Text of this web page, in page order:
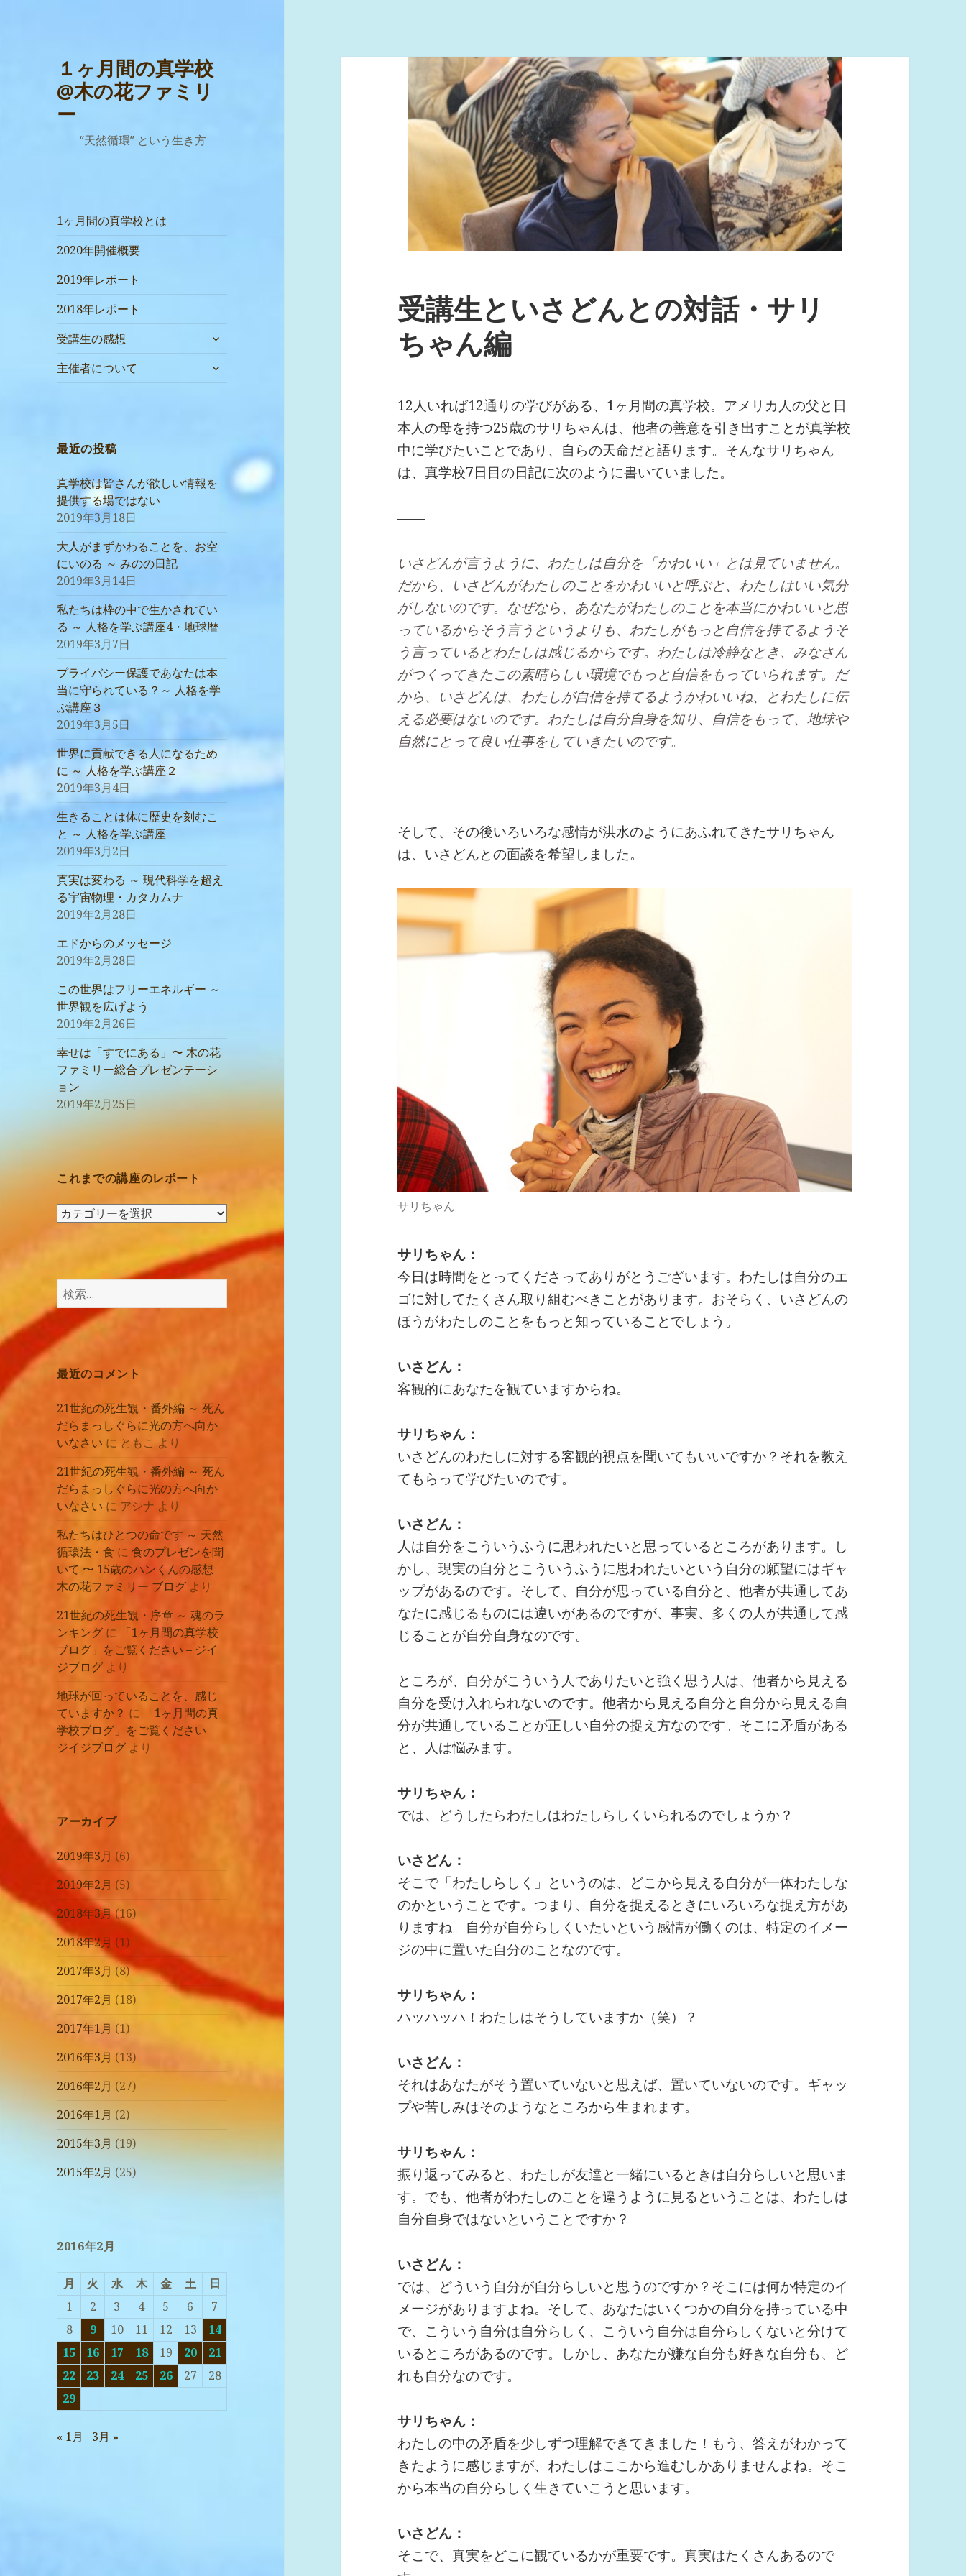
１ヶ月間の真学校
@木の花ファミリ
ー
“天然循環” という生き方
1ヶ月間の真学校とは
2020年開催概要
2019年レポート
2018年レポート
受講生の感想
サ
ブ
メ
ニ
主催者について
サ
ブ
展
最近の投稿
真学校は皆さんが欲しい情報を
提供する場ではない
2019年3月18日
大人がまずかわることを、お空
にいのる ～ みのの日記
2019年3月14日
私たちは枠の中で生かされてい
る ～ 人格を学ぶ講座4・地球暦
2019年3月7日
プライバシー保護であなたは本
当に守られている？～ 人格を学
ぶ講座３
2019年3月5日
世界に貢献できる人になるため
に ～ 人格を学ぶ講座２
2019年3月4日
生きることは体に歴史を刻むこ
と ～ 人格を学ぶ講座
2019年3月2日
真実は変わる ～ 現代科学を超え
る宇宙物理・カタカムナ
2019年2月28日
エドからのメッセージ
2019年2月28日
この世界はフリーエネルギー ～
世界観を広げよう
2019年2月26日
幸せは「すでにある」〜 木の花
ファミリー総合プレゼンテーシ
ョン
2019年2月25日
これまでの講座のレポート
こ
の
講
の
レ
ポ
ー
ト
検
索:
最近のコメント
21世紀の死生観・番外編 ～ 死ん
だらまっしぐらに光の方へ向か
いなさい に ともこ より
21世紀の死生観・番外編 ～ 死ん
だらまっしぐらに光の方へ向か
いなさい に アシナ より
私たちはひとつの命です ～ 天然
循環法・食 に食のプレゼンを聞
いて 〜 15歳のハンくんの感想 –
木の花ファミリー ブログ より
21世紀の死生観・序章 ～ 魂のラ
ンキング に
「1ヶ月間の真学校
ブログ」をご覧ください – ジイ
ジブログ より
地球が回っていることを、感じ
ていますか？ に
「1ヶ月間の真
学校ブログ」をご覧ください –
ジイジブログ より
アーカイブ
2019年3月 (6)
2019年2月 (5)
2018年3月(16)
2018年2月 (1)
2017年3月 (8)
2017年2月 (18)
2017年1月 (1)
2016年3月 (13)
2016年2月 (27)
2016年1月 (2)
2015年3月 (19)
2015年2月 (25)
2016年2月
月 火 水 木 金 土
日
1
2 3 4 5 6
7
8
9 10 11 12 13
14
15
16 17 18 19 20
21
22
23 24 25 26 27
28
29
« 1月 3月 »
受講生といさどんとの対話・サリ
ちゃん編
12人いれば12通りの学びがある、1ヶ月間の真学校。アメリカ人の父と日
本人の母を持つ25歳のサリちゃんは、他者の善意を引き出すことが真学校
中に学びたいことであり、自らの天命だと語ります。そんなサリちゃん
は、真学校7日目の日記に次のように書いていました。
――
いさどんが言うように、わたしは自分を「かわいい」とは見ていません。
だから、いさどんがわたしのことをかわいいと呼ぶと、わたしはいい気分
がしないのです。なぜなら、あなたがわたしのことを本当にかわいいと思
っているからそう言うというよりも、わたしがもっと自信を持てるようそ
う言っているとわたしは感じるからです。わたしは冷静なとき、みなさん
がつくってきたこの素晴らしい環境でもっと自信をもっていられます。だ
から、いさどんは、わたしが自信を持てるようかわいいね、とわたしに伝
える必要はないのです。わたしは自分自身を知り、自信をもって、地球や
自然にとって良い仕事をしていきたいのです。
――
そして、その後いろいろな感情が洪水のようにあふれてきたサリちゃん
は、いさどんとの面談を希望しました。
サリちゃん
サリちゃん：
今日は時間をとってくださってありがとうございます。わたしは自分のエ
ゴに対してたくさん取り組むべきことがあります。おそらく、いさどんの
ほうがわたしのことをもっと知っていることでしょう。
いさどん：
客観的にあなたを観ていますからね。
サリちゃん：
いさどんのわたしに対する客観的視点を聞いてもいいですか？それを教え
てもらって学びたいのです。
いさどん：
人は自分をこういうふうに思われたいと思っているところがあります。し
かし、現実の自分とこういうふうに思われたいという自分の願望にはギャ
ップがあるのです。そして、自分が思っている自分と、他者が共通してあ
なたに感じるものには違いがあるのですが、事実、多くの人が共通して感
じることが自分自身なのです。
ところが、自分がこういう人でありたいと強く思う人は、他者から見える
自分を受け入れられないのです。他者から見える自分と自分から見える自
分が共通していることが正しい自分の捉え方なのです。そこに矛盾がある
と、人は悩みます。
サリちゃん：
では、どうしたらわたしはわたしらしくいられるのでしょうか？
いさどん：
そこで「わたしらしく」というのは、どこから見える自分が一体わたしな
のかということです。つまり、自分を捉えるときにいろいろな捉え方があ
りますね。自分が自分らしくいたいという感情が働くのは、特定のイメー
ジの中に置いた自分のことなのです。
サリちゃん：
ハッハッハ！わたしはそうしていますか（笑）？
いさどん：
それはあなたがそう置いていないと思えば、置いていないのです。ギャッ
プや苦しみはそのようなところから生まれます。
サリちゃん：
振り返ってみると、わたしが友達と一緒にいるときは自分らしいと思いま
す。でも、他者がわたしのことを違うように見るということは、わたしは
自分自身ではないということですか？
いさどん：
では、どういう自分が自分らしいと思うのですか？そこには何か特定のイ
メージがありますよね。そして、あなたはいくつかの自分を持っている中
で、こういう自分は自分らしく、こういう自分は自分らしくないと分けて
いるところがあるのです。しかし、あなたが嫌な自分も好きな自分も、ど
れも自分なのです。
サリちゃん：
わたしの中の矛盾を少しずつ理解できてきました！もう、答えがわかって
きたように感じますが、わたしはここから進むしかありませんよね。そこ
から本当の自分らしく生きていこうと思います。
いさどん：
そこで、真実をどこに観ているかが重要です。真実はたくさんあるので